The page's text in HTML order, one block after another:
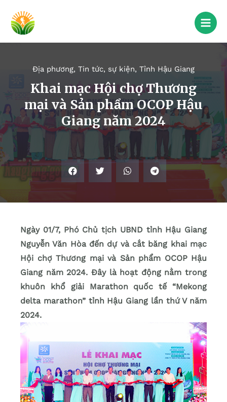
Địa phương, Tin tức, sự kiện, Tỉnh Hậu Giang
Khai mạc Hội chợ Thương
mại và Sản phẩm OCOP Hậu
Giang năm 2024
Ngày 01/7, Phó Chủ tịch UBND tỉnh Hậu Giang
Nguyễn Văn Hòa đến dự và cắt băng khai mạc
Hội chợ Thương mại và Sản phẩm OCOP Hậu
Giang năm 2024. Đây là hoạt động nằm trong
khuôn khổ giải Marathon quốc tế “Mekong
delta marathon” tỉnh Hậu Giang lần thứ V năm
2024.